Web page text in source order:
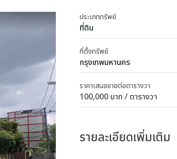
ประเภททรัพย์
ที่ดิน
ที่ตั้งทรัพย์
กรุงเทพมหานคร
ราคาเสนอขายต่อตารางวา
100,000 บาท / ตารางวา
รายละเอียดเพิ่มเติม